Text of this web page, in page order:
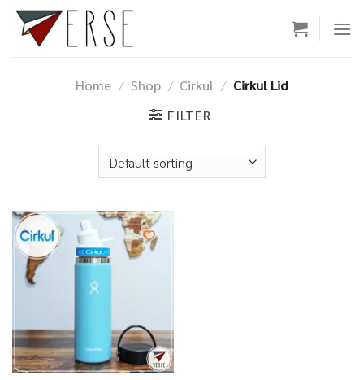
Skip
content
Home / Shop / Cirkul / Cirkul Lid
FILTER